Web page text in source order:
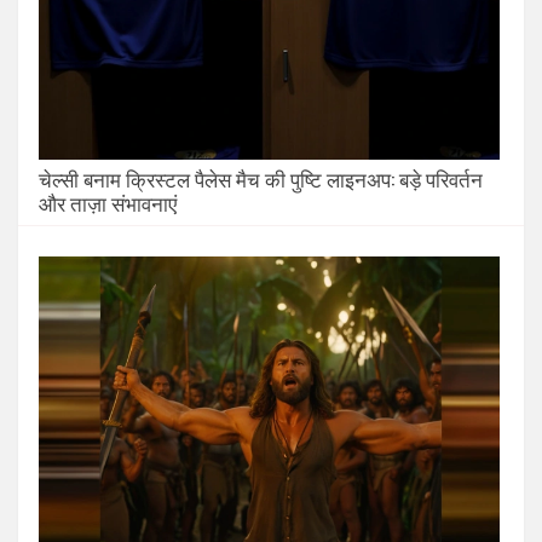
चेल्सी बनाम क्रिस्टल पैलेस मैच की पुष्टि लाइनअप: बड़े परिवर्तन
और ताज़ा संभावनाएं